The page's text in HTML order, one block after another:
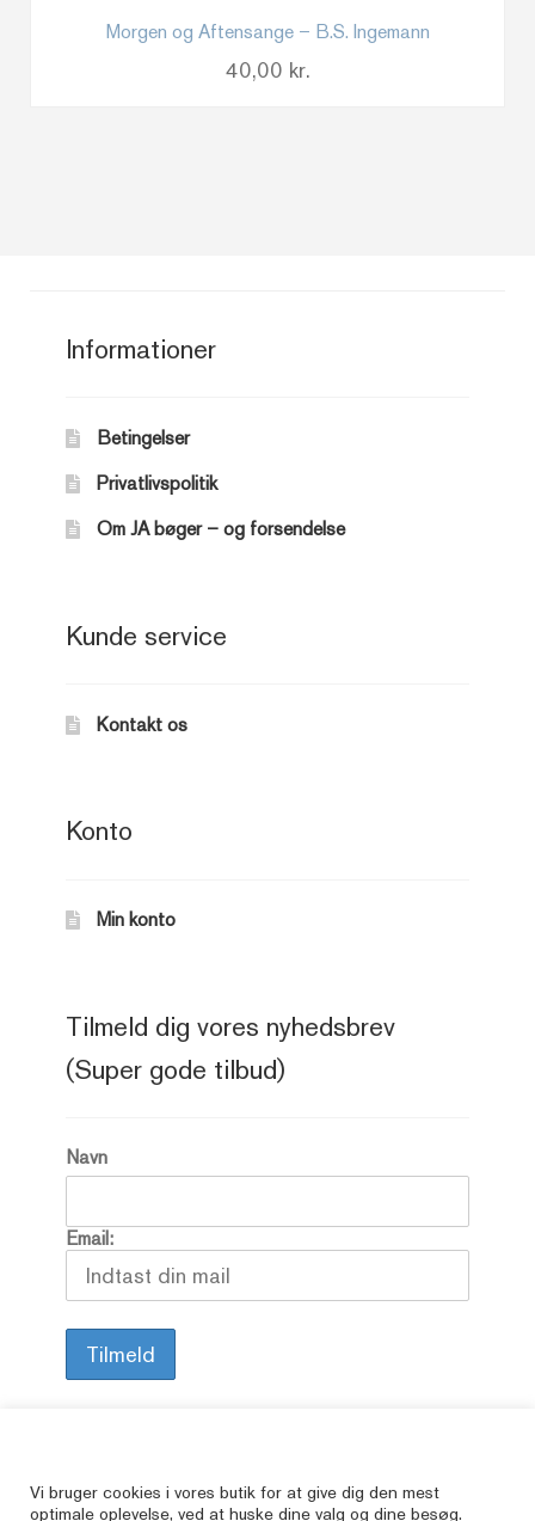
Alle vore varer er brugte, så her kan du finde
Morgen og Aftensange – B.S. Ingemann
40,00 kr.
Informationer
Betingelser
Privatlivspolitik
Om JA bøger – og forsendelse
Kunde service
Kontakt os
Konto
Min konto
Tilmeld dig vores nyhedsbrev
(Super gode tilbud)
Navn
Email:
Vi bruger cookies i vores butik for at give dig den mest
optimale oplevelse, ved at huske dine valg og dine besøg.